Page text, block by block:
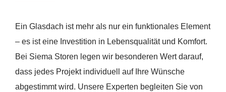
Ein Glasdach ist mehr als nur ein funktionales Element
– es ist eine Investition in Lebensqualität und Komfort.
Bei Siema Storen legen wir besonderen Wert darauf,
dass jedes Projekt individuell auf Ihre Wünsche
abgestimmt wird. Unsere Experten begleiten Sie von